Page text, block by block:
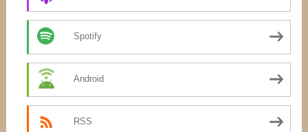
Spotify
Android
RSS